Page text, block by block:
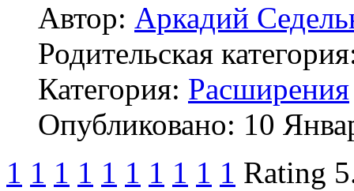
Автор: Аркадий
Родительская
Категория: Расширения
Опубликовано: 10
1 1 1 1 1 1 1 1 1 1 Rating